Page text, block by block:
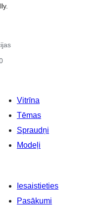
Vitrīna
Tēmas
Spraudņi
Modeļi
Iesaistieties
Pasākumi